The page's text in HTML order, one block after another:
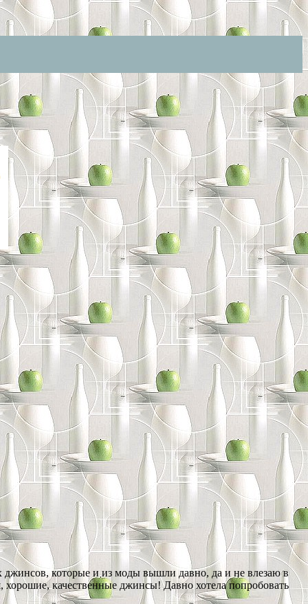
джинсов, которые и из моды вышли давно, да и не влезаю в
качественные джинсы! Давно хотела попробовать